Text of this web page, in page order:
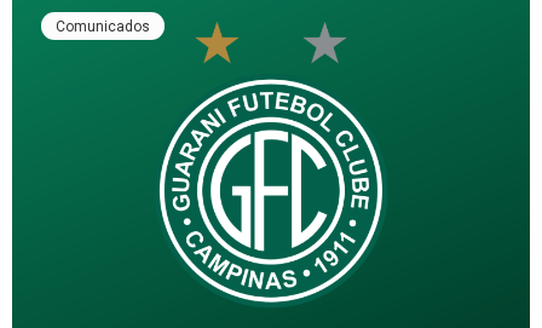
Comunicados